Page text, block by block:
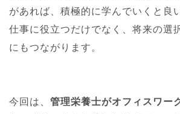
があれば、積極的に学んでいくと良
仕事に役立つだけでなく、将来の選
にもつながります。
今回は、 管理栄養士がオフィスワー